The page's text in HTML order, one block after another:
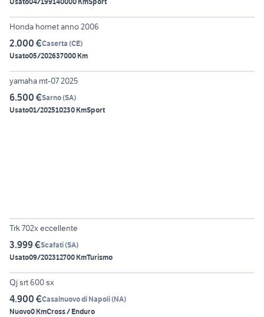
6
Honda hornet anno 2006
2.000 €Caserta (CE)
Usato05/202637000 Km
5
yamaha mt-07 2025
6.500 €Sarno(SA)
Usato01/202510230 KmSport
Trk 702x eccellente
3.999 €Scafati(SA)
Usato09/202312700 KmTurismo
10
Qj srt 600 sx
4.900 €Casalnuovo di Napoli(NA)
Nuovo0 KmCross / Enduro